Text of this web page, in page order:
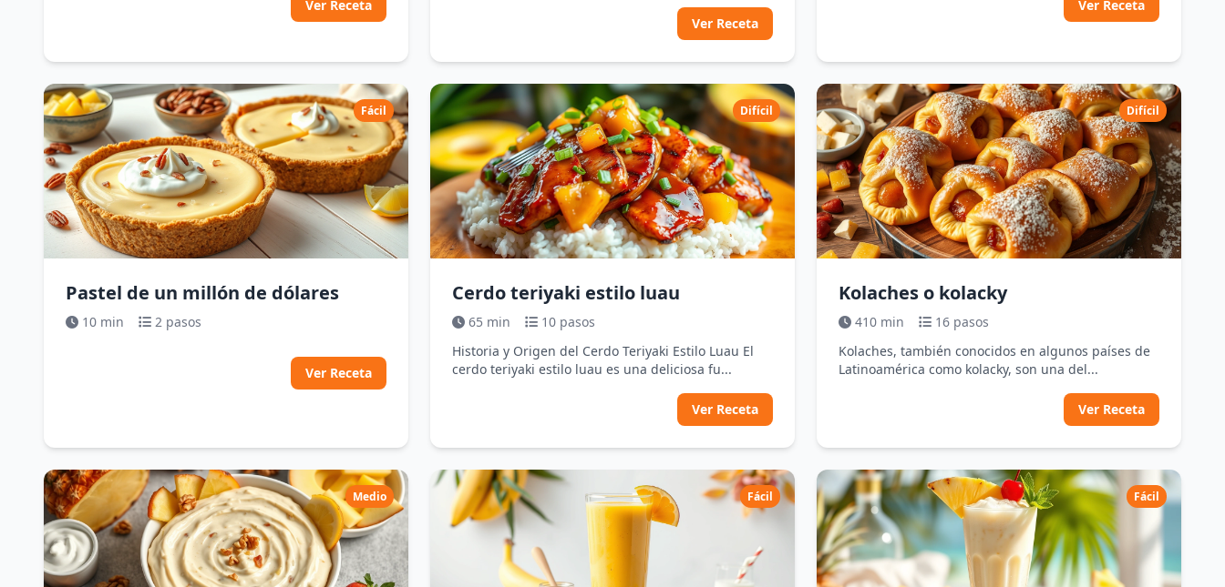
Ver Receta
Ver Receta
Ver Receta
Fácil
Pastel de un millón de dólares
10 min 2 pasos
Ver Receta
Difícil
Cerdo teriyaki estilo luau
65 min
10 pasos
Historia y Origen del Cerdo Teriyaki Estilo Luau El
cerdo teriyaki estilo luau es una deliciosa fu...
Ver Receta
Difícil
Kolaches o kolacky
410 min
16 pasos
Kolaches, también conocidos en algunos países de
Latinoamérica como kolacky, son una del...
Ver Receta
Medio Fácil Fácil